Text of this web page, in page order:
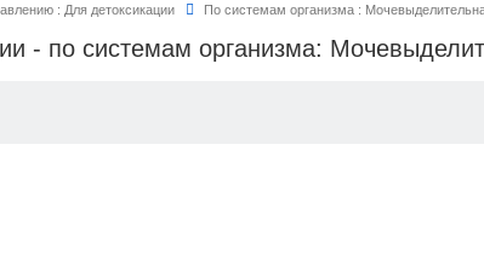
: Для детоксикации По системам организма :
- по системам организма: